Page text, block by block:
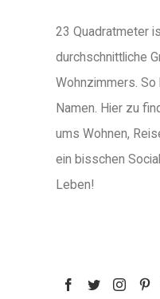
23 Quadratmeter
durchschnittliche
Wohnzimmers.
Namen. Hier zu
ums Wohnen,
ein bisschen
Leben!